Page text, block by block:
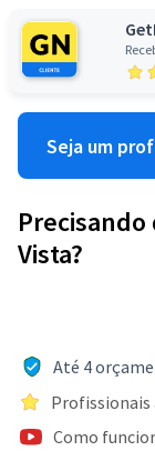
Seja um
Precisando
Vista?
Até 4
Profissionais
Como